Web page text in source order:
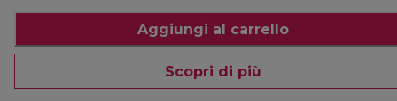
Aggiungi al carrello
Scopri di più